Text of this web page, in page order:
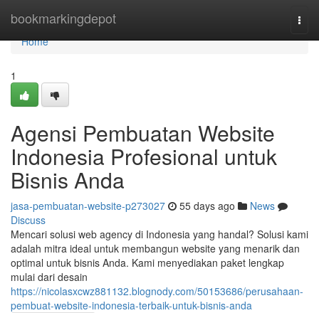
bookmarkingdepot
Home
Home
1
Agensi Pembuatan Website
Indonesia Profesional untuk
Bisnis Anda
jasa-pembuatan-website-p273027 55 days ago
News
Discuss
Mencari solusi web agency di Indonesia yang handal? Solusi kami
adalah mitra ideal untuk membangun website yang menarik dan
optimal untuk bisnis Anda. Kami menyediakan paket lengkap
mulai dari desain
https://nicolasxcwz881132.blognody.com/50153686/perusahaan-
pembuat-website-indonesia-terbaik-untuk-bisnis-anda